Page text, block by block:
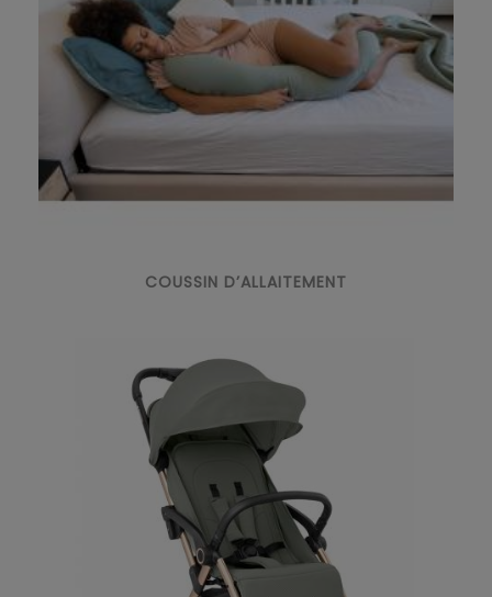
COUSSIN D’ALLAITEMENT